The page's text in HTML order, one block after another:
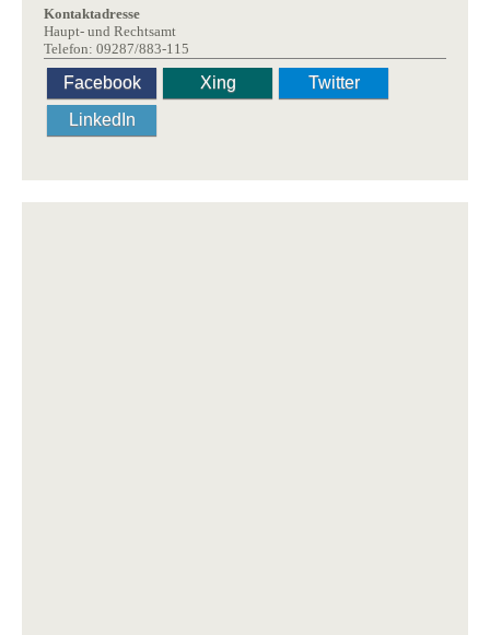
Kontaktadresse
Haupt- und Rechtsamt
Telefon: 09287/883-115
Facebook Xing
Twitter
LinkedIn